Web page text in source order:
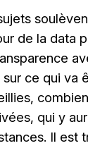
de la data
ce qui va
qui y
Il est